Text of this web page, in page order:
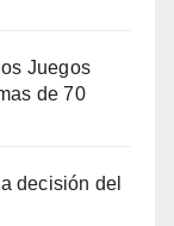
Juegos
de 70
decisión del